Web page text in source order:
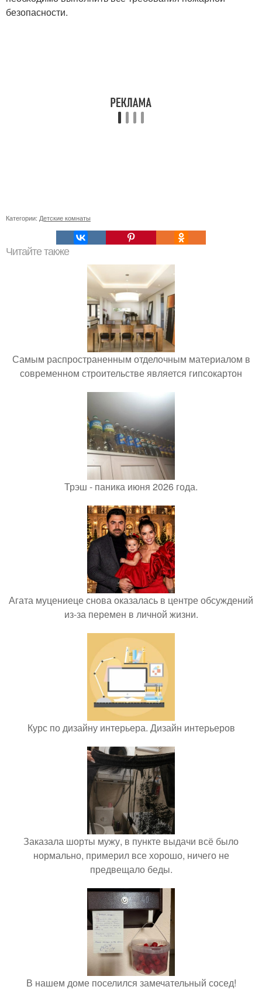
безопасности.
Категории: Детские комнаты
Читайте также
Самым распространенным отделочным материалом в
современном строительстве является гипсокартон
Трэш - паника июня 2026 года.
Агата муцениеце снова оказалась в центре обсуждений
из-за перемен в личной жизни.
Курс по дизайну интерьера. Дизайн интерьеров
Заказала шорты мужу, в пункте выдачи всё было
нормально, примерил все хорошо, ничего не
предвещало беды.
В нашем доме поселился замечательный сосед!